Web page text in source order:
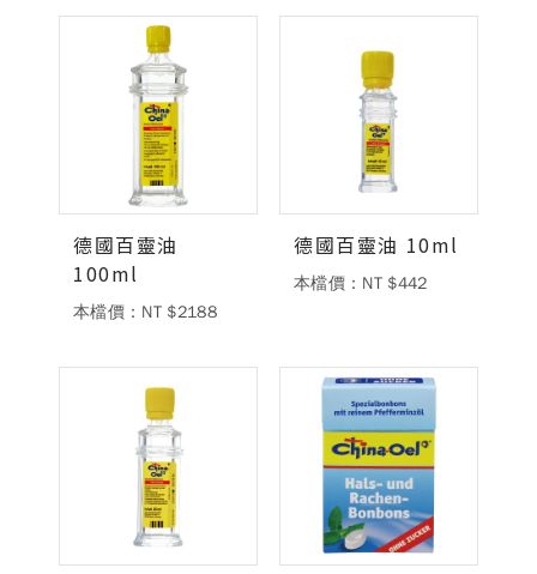
德國百靈油
100ml
本檔價：NT $2188
德國百靈油 10ml
本檔價：NT $442
德風健康館
登入